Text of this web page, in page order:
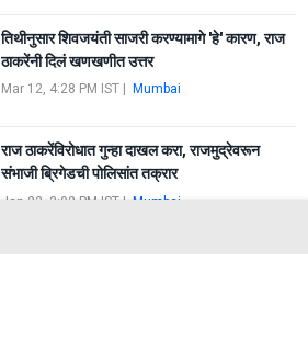
तिथीनुसार शिवजयंती साजरी करण्यामागे 'हे' कारण, राज
ठाकरेंनी दिलं खणखणीत उत्तर
Mar 12, 4:28 PM IST| Mumbai
राज ठाकरेंविरोधात गुन्हा दाखल करा, राजमुद्रेवरून
संभाजी ब्रिगेडची पोलिसांत तक्रार
Jan 23, 3:02 PM IST| Mumbai